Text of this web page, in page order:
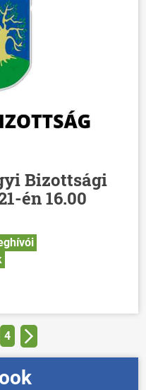
Bizottsági
én 16.00
4